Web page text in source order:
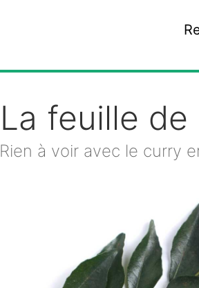
La feuille
Rien à voir avec le curry